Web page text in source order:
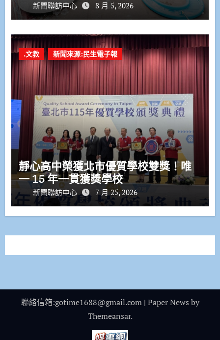
新聞聯訪中心 8 月 5, 2026
.文教 新聞來源:民生電子報
靜心高中榮獲北市優質學校雙獎！唯
一 15 年一貫獲獎學校
新聞聯訪中心 7 月 25, 2026
聯絡信箱:gotime1688@gmail.com | Paper News by
Themeansar.